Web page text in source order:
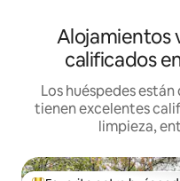
Alojamientos
calificados
Los huéspedes
tienen excelentes
limpieza,